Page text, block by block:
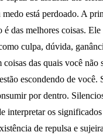
medo está perdoado. A
é das melhores coisas.
culpa, dúvida,
coisas das quais você não
escondendo de você.
por dentro.
interpretar os
de repulsa e